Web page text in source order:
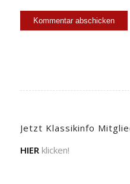
Jetzt Klassikinfo
HIER klicken!